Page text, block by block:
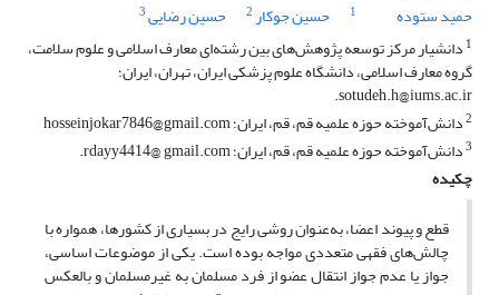
حمید ستوده
1 حسین جوکار2 حسین رضایی3
1 دانشیار مرکز توسعه پژوهش‌های بین رشته‌ای معارف اسلامی و علوم سلامت،
گروه معارف اسلامی، دانشگاه علوم پزشکی ایران، تهران، ایران؛
sotudeh.h@iums.ac.ir.
2دانش‌آموخته حوزه علمیه قم، قم، ایران؛ hosseinjokar7846@gmail.com
3دانش‌آموخته حوزه علمیه قم، قم، ایران؛ rdayy4414@ gmail.com.
چکیده
قطع و پیوند اعضا، به‌عنوان روشی رایج در بسیاری از کشورها، همواره با
چالش‌های فقهی متعددی مواجه بوده است. یکی از موضوعات اساسی،
جواز یا عدم جواز انتقال عضو از فرد مسلمان به غیرمسلمان و بالعکس